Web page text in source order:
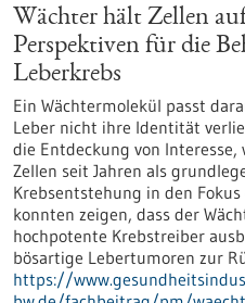
Wächter hält Zellen
Perspektiven für die
Leberkrebs
Ein Wächtermolekül passt
Leber nicht ihre Identität
die Entdeckung von
Zellen seit Jahren als
Krebsentstehung in den
konnten zeigen, dass der
hochpotente Krebstreiber
bösartige Lebertumoren zur
https://